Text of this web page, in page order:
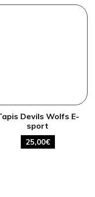
Devils Wolfs E-
sport
25,00€